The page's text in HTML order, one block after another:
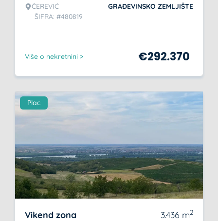
ČEREVIĆ
ŠIFRA: #480819
GRAĐEVINSKO ZEMLJIŠTE
Više o nekretnini > €292.370
Plac
Vikend zona 3.436 m2